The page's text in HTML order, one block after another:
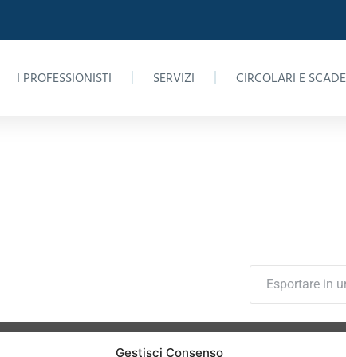
Gestisci Consenso
I PROFESSIONISTI SERVIZI CIRCOLARI E
Esportare in